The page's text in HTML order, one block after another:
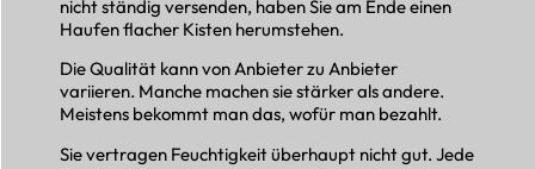
nicht ständig versenden, haben Sie am Ende einen
Haufen flacher Kisten herumstehen.
Die Qualität kann von Anbieter zu Anbieter
variieren. Manche machen sie stärker als andere.
Meistens bekommt man das, wofür man bezahlt.
Sie vertragen Feuchtigkeit überhaupt nicht gut. Jede